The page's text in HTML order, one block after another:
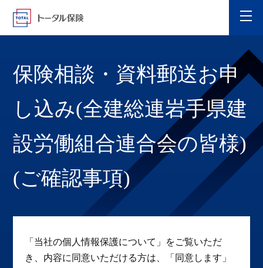
保険相談・資料郵送お申
し込み(全建総連岩手県建
設労働組合連合会の皆様)
(ご確認事項)
「当社の個人情報保護について」をご覧いただ
き、内容に同意いただける方は、「同意します」